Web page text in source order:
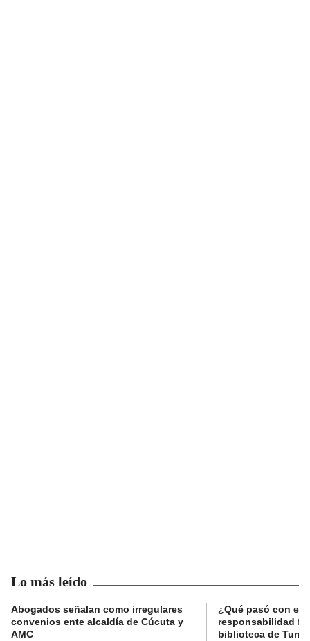
Lo más leído
Abogados señalan como irregulares
convenios ente alcaldía de Cúcuta y
AMC
¿Qué pasó con el
responsabilidad
biblioteca de